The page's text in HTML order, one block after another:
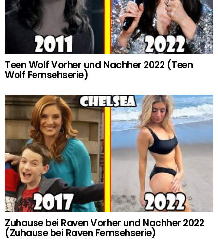
Teen Wolf Vorher und Nachher 2022 (Teen
Wolf Fernsehserie)
Zuhause bei Raven Vorher und Nachher 2022
(Zuhause bei Raven Fernsehserie)